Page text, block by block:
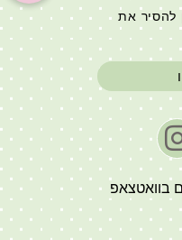
להסיר את
בוואטצאפ